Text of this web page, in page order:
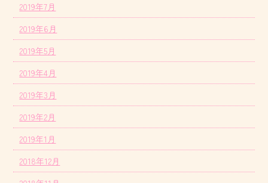
2019年7月
2019年6月
2019年5月
2019年4月
2019年3月
2019年2月
2019年1月
2018年12月